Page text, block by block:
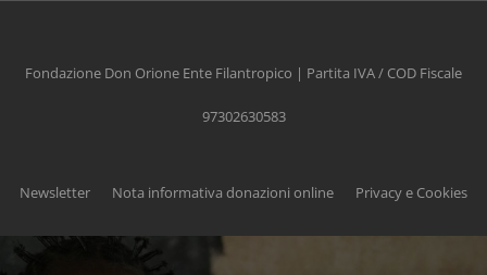
Fondazione Don Orione Ente Filantropico | Partita IVA / COD Fiscale
97302630583
Newsletter Nota informativa donazioni online Privacy e Cookies